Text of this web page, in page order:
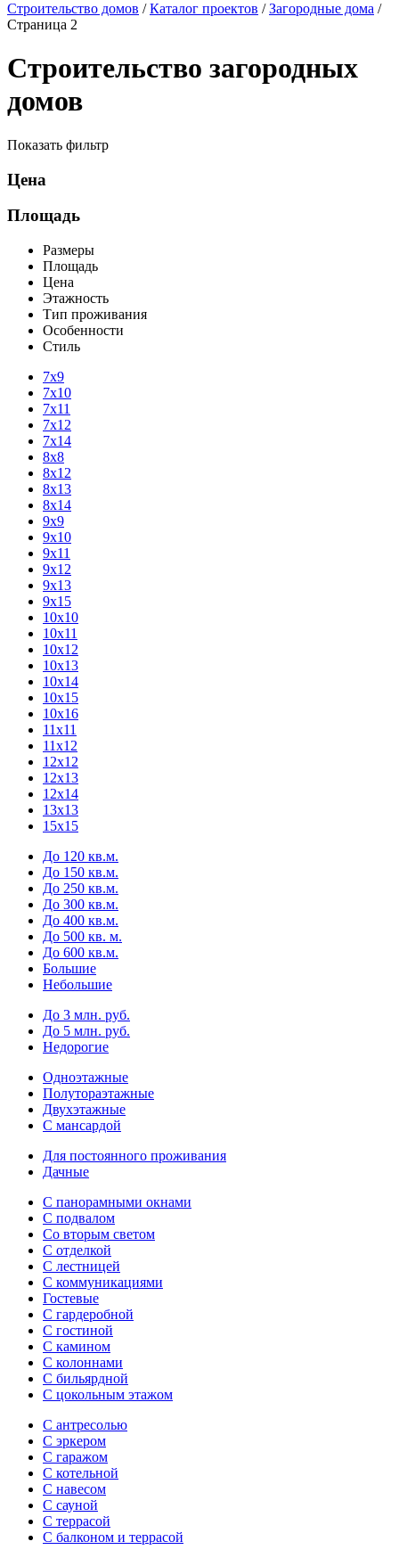
Строительство домов /Каталог проектов /Загородные дома /
Страница 2
Строительство загородных
домов
Показать фильтр
Цена
Площадь
Размеры
Площадь
Цена
Этажность
Тип проживания
Особенности
Стиль
7х9
7х10
7х11
7х12
7х14
8х8
8х12
8х13
8х14
9х9
9х10
9х11
9х12
9х13
9х15
10х10
10х11
10х12
10х13
10х14
10х15
10х16
11х11
11х12
12х12
12х13
12х14
13х13
15х15
До 120 кв.м.
До 150 кв.м.
До 250 кв.м.
До 300 кв.м.
До 400 кв.м.
До 500 кв. м.
До 600 кв.м.
Большие
Небольшие
До 3 млн. руб.
До 5 млн. руб.
Недорогие
Одноэтажные
Полутораэтажные
Двухэтажные
С мансардой
Для постоянного проживания
Дачные
С панорамными окнами
С подвалом
Со вторым светом
С отделкой
С лестницей
С коммуникациями
Гостевые
С гардеробной
С гостиной
С камином
С колоннами
С бильярдной
С цокольным этажом
С антресолью
С эркером
С гаражом
С котельной
С навесом
С сауной
С террасой
С балконом и террасой